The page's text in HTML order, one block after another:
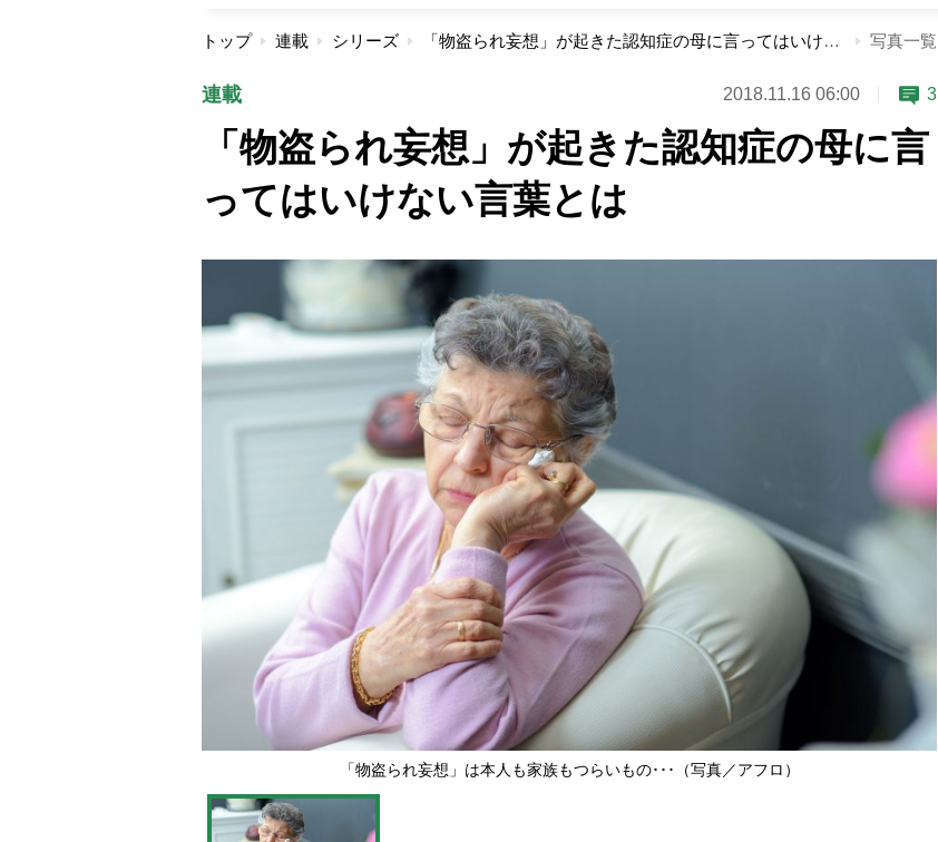
トップ 連載 シリーズ 「物盗られ妄想」が起きた認知症の母に言ってはいけない言葉とは 写真一覧
連載 2018.11.16 06:00 3
「物盗られ妄想」が起きた認知症の母に言
ってはいけない言葉とは
「物盗られ妄想」は本人も家族もつらいもの･･･（写真／アフロ）